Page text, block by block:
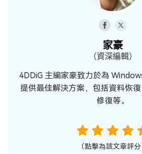
家豪
（資深編輯）
4DDiG 主編家豪致力於為
提供最佳解決方案，包括資料恢
修復等。
（點擊為該文章評分